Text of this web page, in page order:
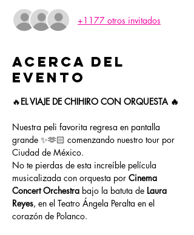
+1177 otros invitados
Acerca del
evento
🔥EL VIAJE DE CHIHIRO CON ORQUESTA 🔥
Nuestra peli favorita regresa en pantalla
grande ✨🫶🏻 comenzando nuestro tour por
Ciudad de México.
No te pierdas de esta increíble película
musicalizada con orquesta por Cinema
Concert Orchestra bajo la batuta de Laura
Reyes, en el Teatro Ángela Peralta en el
corazón de Polanco.